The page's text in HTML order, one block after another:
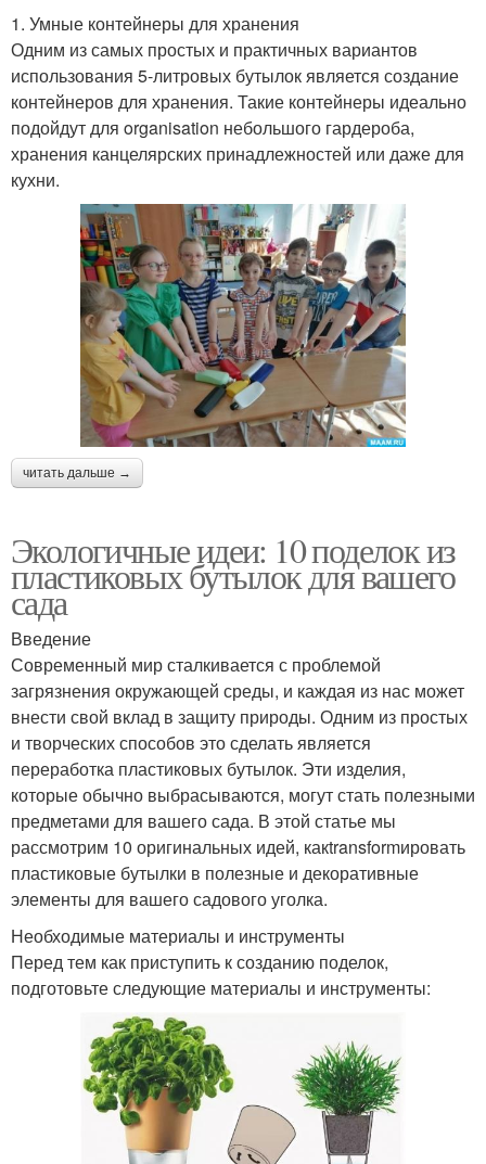
1. Умные контейнеры для хранения
Одним из самых простых и практичных вариантов
использования 5-литровых бутылок является создание
контейнеров для хранения. Такие контейнеры идеально
подойдут для organisation небольшого гардероба,
хранения канцелярских принадлежностей или даже для
кухни.
читать дальше →
Экологичные идеи: 10 поделок из
пластиковых бутылок для вашего
сада
Введение
Современный мир сталкивается с проблемой
загрязнения окружающей среды, и каждая из нас может
внести свой вклад в защиту природы. Одним из простых
и творческих способов это сделать является
переработка пластиковых бутылок. Эти изделия,
которые обычно выбрасываются, могут стать полезными
предметами для вашего сада. В этой статье мы
рассмотрим 10 оригинальных идей, какtransformировать
пластиковые бутылки в полезные и декоративные
элементы для вашего садового уголка.
Необходимые материалы и инструменты
Перед тем как приступить к созданию поделок,
подготовьте следующие материалы и инструменты: